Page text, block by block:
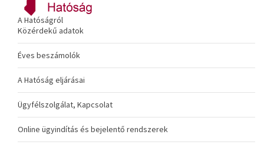
A Hatóságról
Közérdekű adatok
Éves beszámolók
A Hatóság eljárásai
Ügyfélszolgálat, Kapcsolat
Online ügyindítás és bejelentő rendszerek